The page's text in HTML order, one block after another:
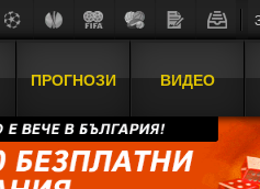
ПРОГНОЗИ ВИДЕО